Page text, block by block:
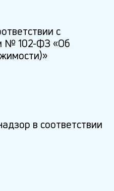
с
№ 102-ФЗ «Об
в соответствии